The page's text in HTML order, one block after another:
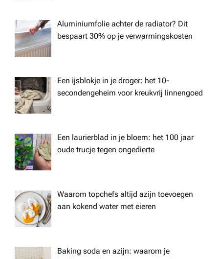
Aluminiumfolie achter de radiator? Dit
bespaart 30% op je verwarmingskosten
Een ijsblokje in je droger: het 10-
secondengeheim voor kreukvrij linnengoed
Een laurierblad in je bloem: het 100 jaar
oude trucje tegen ongedierte
Waarom topchefs altijd azijn toevoegen
aan kokend water met eieren
Baking soda en azijn: waarom je